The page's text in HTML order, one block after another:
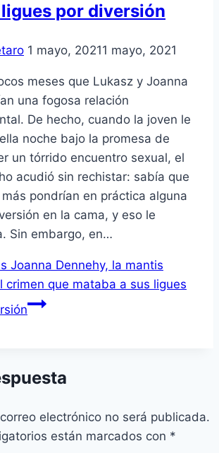
por diversión
1 mayo, 20211 mayo, 2021
meses que Lukasz y Joanna
una fogosa relación
De hecho, cuando la joven le
noche bajo la promesa de
un tórrido encuentro sexual, el
acudió sin rechistar: sabía que
pondrían en práctica alguna
en la cama, y eso le
Sin embargo, en…
Joanna Dennehy, la mantis
crimen que mataba a sus ligues
electrónico no será publicada.
están marcados con *